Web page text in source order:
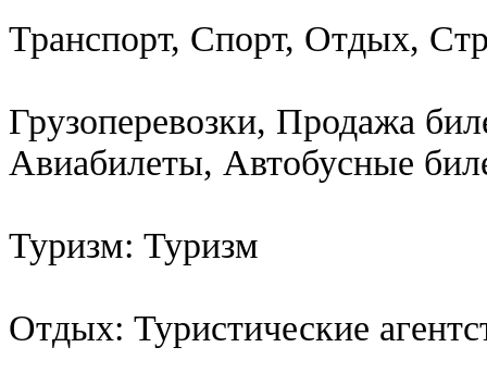
Транспорт, Спорт, Отдых,
Грузоперевозки, Продажа
Авиабилеты, Автобусные
Туризм: Туризм
Отдых: Туристические